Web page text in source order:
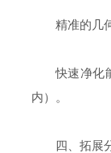
精准的几
快速净化
内）。
四、拓展